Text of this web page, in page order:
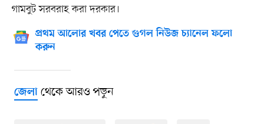
গামবুট সরবরাহ করা দরকার।
প্রথম আলোর খবর পেতে গুগল নিউজ চ্যানেল ফলো
করুন
জেলাথেকে আরও পড়ুন